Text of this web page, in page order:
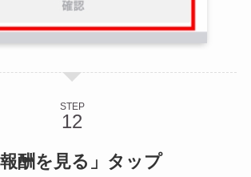
STEP
報酬を見る」タップ